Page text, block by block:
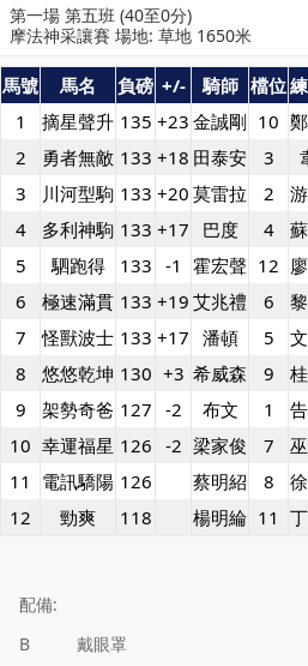
第一場 第五班 (40至0分)
摩法神采讓賽 場地: 草地 1650米
馬號 馬名 負磅 +/- 騎師 檔位
1
摘星聲升 135 +23 金誠剛 10
2
勇者無敵 133 +18 田泰安 3
3
川河型駒 133 +20 莫雷拉 2
4
多利神駒 133 +17 巴度 4
5
駟跑得 133 -1 霍宏聲 12
6
極速滿貫 133 +19 艾兆禮 6
7
怪獸波士 133 +17 潘頓 5
8
悠悠乾坤 130 +3 希威森 9
9
架勢奇爸 127 -2 布文 1
10 幸運福星 126 -2 梁家俊 7
11
電訊驕陽 126 蔡明紹 8
12
勁爽 118 楊明綸 11
配備:
B
戴眼罩